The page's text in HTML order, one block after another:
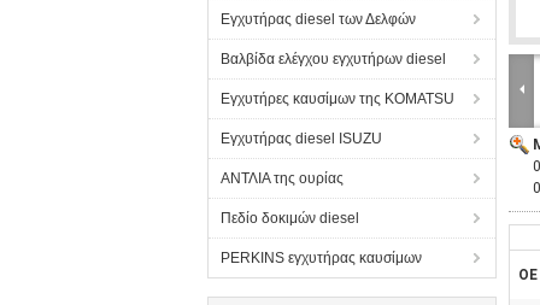
Εγχυτήρας diesel των Δελφών
Βαλβίδα ελέγχου εγχυτήρων diesel
Εγχυτήρες καυσίμων της KOMATSU
Εγχυτήρας diesel ISUZU
ΑΝΤΛΙΑ της ουρίας
Πεδίο δοκιμών diesel
PERKINS εγχυτήρας καυσίμων